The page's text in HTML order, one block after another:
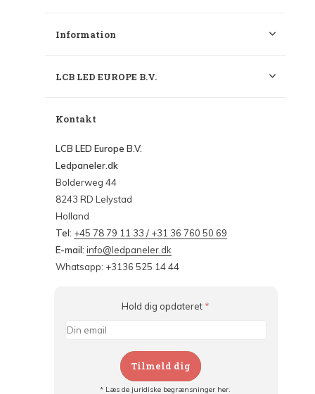
Information
LCB LED EUROPE B.V.
Kontakt
LCB LED Europe B.V.
Ledpaneler.dk
Bolderweg 44
8243 RD Lelystad
Holland
Tel: +45 78 79 11 33 / +31 36 760 50 69
E-mail: info@ledpaneler.dk
Whatsapp: +3136 525 14 44
Hold dig opdateret *
Tilmeld dig
* Læs de juridiske begrænsninger her.